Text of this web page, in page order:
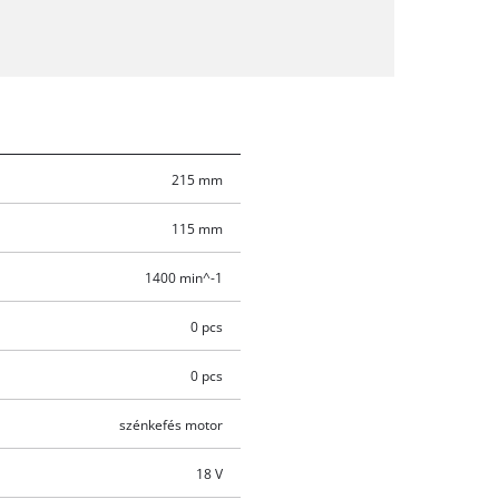
215 mm
115 mm
1400 min^-1
0 pcs
0 pcs
szénkefés motor
18 V